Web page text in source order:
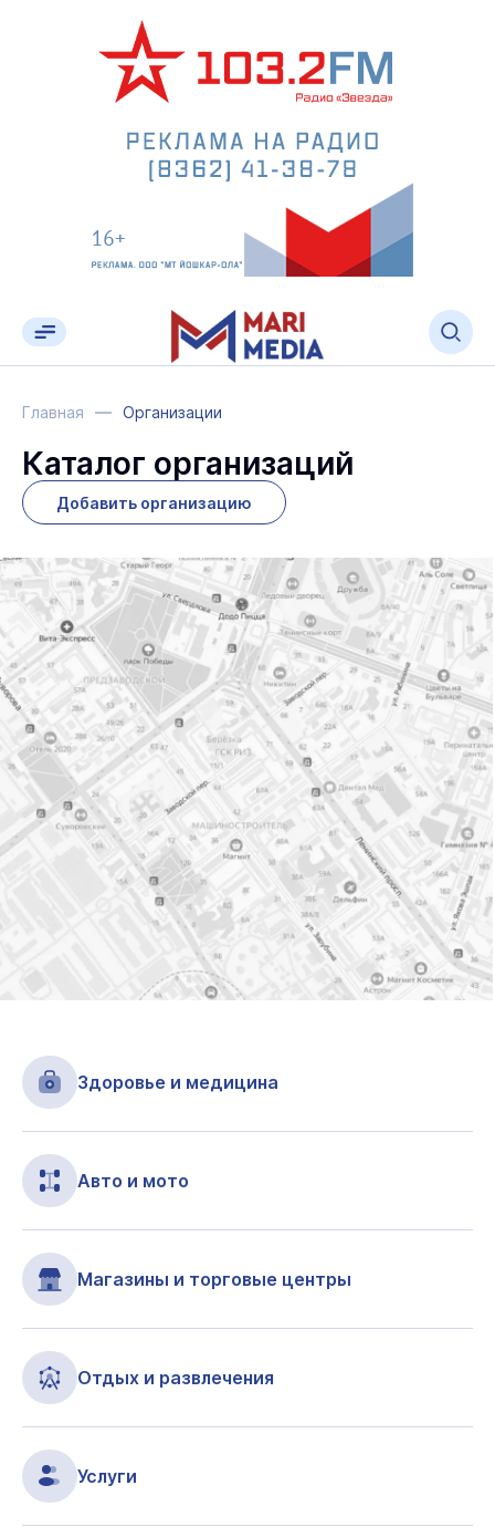
Главная Организации
Каталог организаций
Добавить организацию
Здоровье и медицина
Авто и мото
Магазины и торговые центры
Отдых и развлечения
Услуги